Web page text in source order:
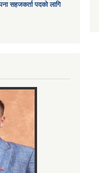
सहजकर्ता पदको लागि